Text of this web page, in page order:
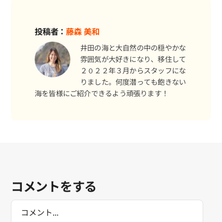
投稿者：藤森 美和
井田の海と大自然の中の穏やかな
雰囲気が大好きになり、移住して
２０２２年３月からスタッフにな
りました。何度潜っても飽きない
海を皆様にご紹介できるよう頑張ります！
コメントをする
Comment